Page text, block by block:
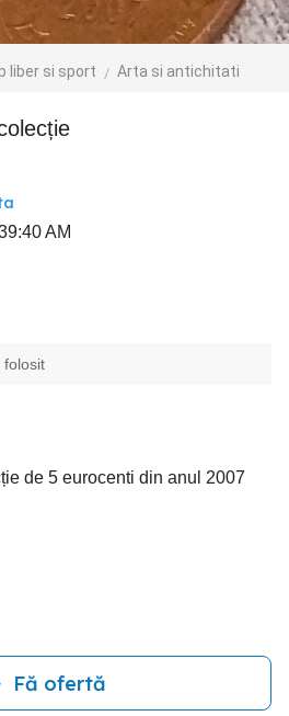
liber si sport Arta si antichitati
AM
folosit
de 5 eurocenti din anul 2007
Fă ofertă